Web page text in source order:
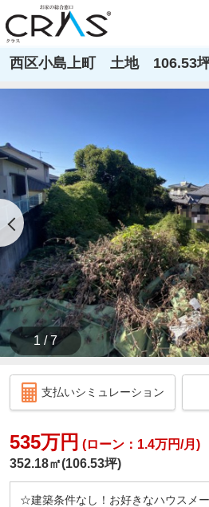
西区小島上町 土地 106.53
1 / 7
支払いシミュレーション
535万円 (ローン：1.4万円/月)
352.18㎡(106.53坪)
☆建築条件なし！お好きなハウスメ